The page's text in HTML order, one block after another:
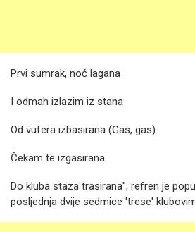
Prvi sumrak, noć lagana
I odmah izlazim iz stana
Od vufera izbasirana (Gas, gas)
Čekam te izgasirana
Do kluba staza trasirana", refren je
posljednja dvije sedmice 'trese'